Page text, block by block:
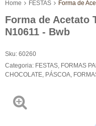
Home FESTAS Forma de
Forma de Acetato
N10611 - Bwb
Sku: 60260
Categoria: FESTAS FORMAS
CHOCOLATE PÁSCOA